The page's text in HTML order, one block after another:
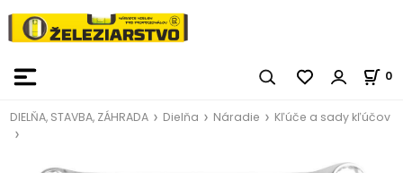
0
DIELŇA, STAVBA, ZÁHRADA Dielňa Náradie Kľúče a sady kľúčov